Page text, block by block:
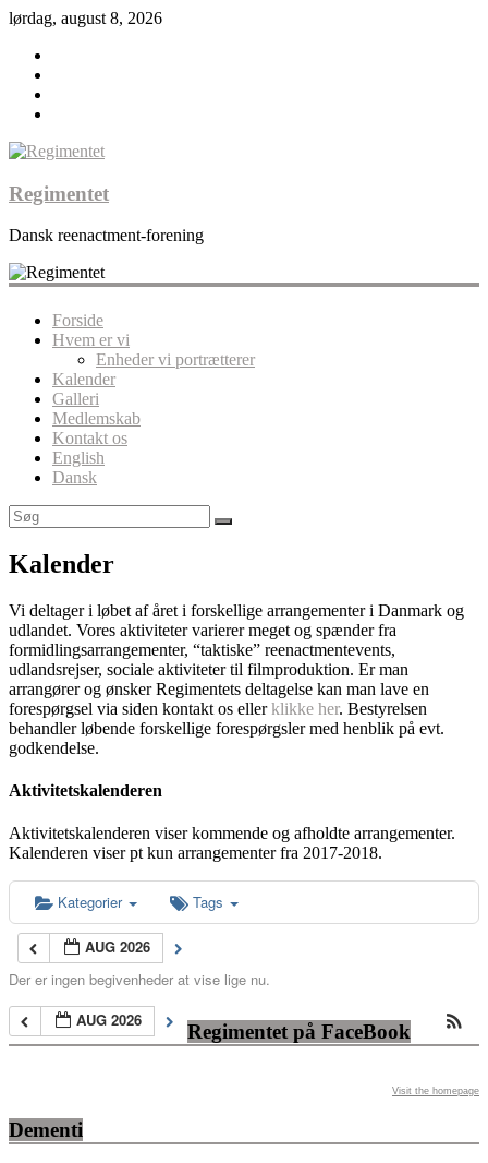
lørdag, august 8, 2026
Regimentet
Dansk reenactment-forening
Forside
Hvem er vi
Enheder vi portrætterer
Kalender
Galleri
Medlemskab
Kontakt os
English
Dansk
Kalender
Vi deltager i løbet af året i forskellige arrangementer i Danmark og
udlandet. Vores aktiviteter varierer meget og spænder fra
formidlingsarrangementer, “taktiske” reenactmentevents,
udlandsrejser, sociale aktiviteter til filmproduktion. Er man
arrangører og ønsker Regimentets deltagelse kan man lave en
forespørgsel via siden kontakt os ellerklikke her. Bestyrelsen
behandler løbende forskellige forespørgsler med henblik på evt.
godkendelse.
Aktivitetskalenderen
Aktivitetskalenderen viser kommende og afholdte arrangementer.
Kalenderen viser pt kun arrangementer fra 2017-2018.
Kategorier Tags
AUG 2026
Der er ingen begivenheder at vise lige nu.
AUG 2026
Regimentet på FaceBook
Visit the homepage
Dementi